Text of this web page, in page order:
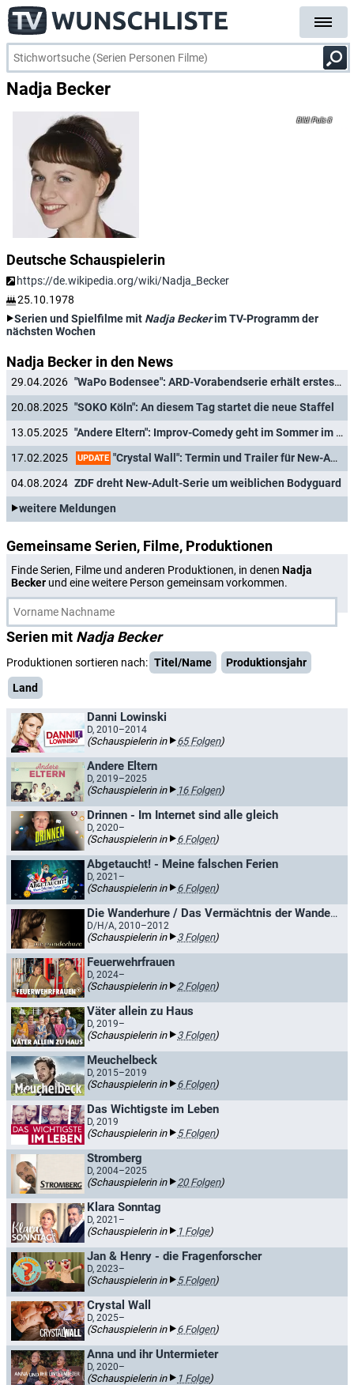
Nadja Becker
Puls 8
Deutsche Schauspielerin
https://de.wikipedia.org/wiki/Nadja_Becker
25.10.1978
Serien und Spielfilme mit Nadja Beckerim TV-Programm der
nächsten Wochen
Nadja Becker in den News
29.04.2026
"WaPo Bodensee": ARD-Vorabendserie erhält erstes Primetime-Special
20.08.2025 "SOKO Köln": An diesem Tag startet die neue Staffel
13.05.2025
"Andere Eltern": Improv-Comedy geht im Sommer im ZDF zur Schule
17.02.2025
UPDATE "Crystal Wall": Termin und Trailer für New-Adult-Serie von ZDFneo steht fest
04.08.2024 ZDF dreht New-Adult-Serie um weiblichen Bodyguard
weitere Meldungen
Gemeinsame Serien, Filme, Produktionen
Finde Serien, Filme und anderen Produktionen, in denen Nadja
Becker und eine weitere Person gemeinsam vorkommen.
Serien mit Nadja Becker
Produktionen sortieren nach: Titel/Name
Produktionsjahr
Land
Danni Lowinski
D, 2010–2014
(Schauspielerin in 65 Folgen)
Andere Eltern
D, 2019–2025
(Schauspielerin in 16 Folgen)
Drinnen - Im Internet sind alle gleich
D, 2020–
(Schauspielerin in 6 Folgen)
Abgetaucht! - Meine falschen Ferien
D, 2021–
(Schauspielerin in 6 Folgen)
Die Wanderhure / Das Vermächtnis der Wanderhure
D/H/A, 2010–2012
(Schauspielerin in 3 Folgen)
Feuerwehrfrauen
D, 2024–
(Schauspielerin in 2 Folgen)
Väter allein zu Haus
D, 2019–
(Schauspielerin in 3 Folgen)
Meuchelbeck
D, 2015–2019
(Schauspielerin in 6 Folgen)
Das Wichtigste im Leben
D, 2019
(Schauspielerin in 5 Folgen)
Stromberg
D, 2004–2025
(Schauspielerin in 20 Folgen)
Klara Sonntag
D, 2021–
(Schauspielerin in 1 Folge)
Jan & Henry - die Fragenforscher
D, 2023–
(Schauspielerin in 5 Folgen)
Crystal Wall
D, 2025–
(Schauspielerin in 6 Folgen)
Anna und ihr Untermieter
D, 2020–
(Schauspielerin in 1 Folge)